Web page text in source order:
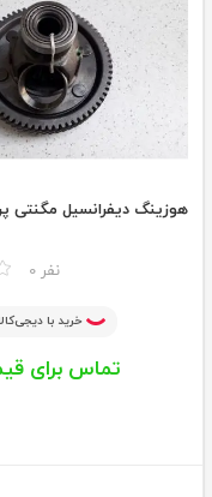
هوزینگ دیفرانسیل مگنتی
0 نفر
خرید با
تماس برای